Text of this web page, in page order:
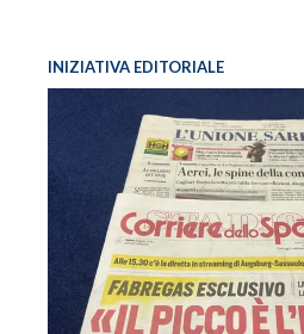
INIZIATIVA EDITORIALE